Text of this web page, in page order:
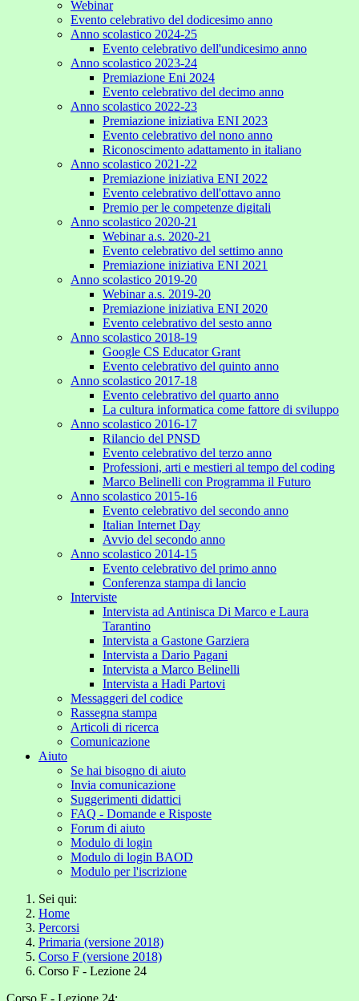
Webinar
Evento celebrativo del dodicesimo anno
Anno scolastico 2024-25
Evento celebrativo dell'undicesimo anno
Anno scolastico 2023-24
Premiazione Eni 2024
Evento celebrativo del decimo anno
Anno scolastico 2022-23
Premiazione iniziativa ENI 2023
Evento celebrativo del nono anno
Riconoscimento adattamento in italiano
Anno scolastico 2021-22
Premiazione iniziativa ENI 2022
Evento celebrativo dell'ottavo anno
Premio per le competenze digitali
Anno scolastico 2020-21
Webinar a.s. 2020-21
Evento celebrativo del settimo anno
Premiazione iniziativa ENI 2021
Anno scolastico 2019-20
Webinar a.s. 2019-20
Premiazione iniziativa ENI 2020
Evento celebrativo del sesto anno
Anno scolastico 2018-19
Google CS Educator Grant
Evento celebrativo del quinto anno
Anno scolastico 2017-18
Evento celebrativo del quarto anno
La cultura informatica come fattore di sviluppo
Anno scolastico 2016-17
Rilancio del PNSD
Evento celebrativo del terzo anno
Professioni, arti e mestieri al tempo del coding
Marco Belinelli con Programma il Futuro
Anno scolastico 2015-16
Evento celebrativo del secondo anno
Italian Internet Day
Avvio del secondo anno
Anno scolastico 2014-15
Evento celebrativo del primo anno
Conferenza stampa di lancio
Interviste
Intervista ad Antinisca Di Marco e Laura
Tarantino
Intervista a Gastone Garziera
Intervista a Dario Pagani
Intervista a Marco Belinelli
Intervista a Hadi Partovi
Messaggeri del codice
Rassegna stampa
Articoli di ricerca
Comunicazione
Aiuto
Se hai bisogno di aiuto
Invia comunicazione
Suggerimenti didattici
FAQ - Domande e Risposte
Forum di aiuto
Modulo di login
Modulo di login BAOD
Modulo per l'iscrizione
Sei qui:
Home
Percorsi
Primaria (versione 2018)
Corso F (versione 2018)
Corso F - Lezione 24
Corso F - Lezione 24: